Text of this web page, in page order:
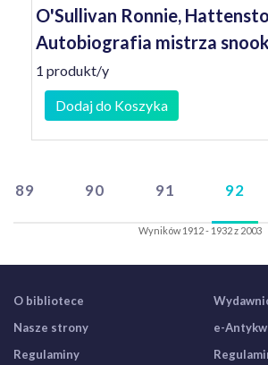
O'Sullivan Ronnie,
Autobiografia mistrza
1 produkt/y
Dodaj do Koszyka
89 90 91 92
Wyników 1912 - 1932 z 2003
O bibliotece
Nasze strony
Regulaminy
e-